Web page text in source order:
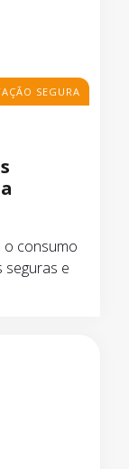
SEGURA
o consumo
seguras e